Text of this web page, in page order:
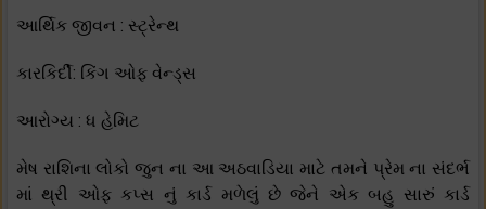
આર્થિક જીવન : સ્ટ્રેન્થ
કારકિર્દી: કિંગ ઓફ વેન્ડ્સ
આરોગ્ય : ધ હેમિટ
મેષ રાશિના લોકો જુન ના આ અઠવાડિયા માટે તમને પ્રેમ ના સંદર્ભ
માં થ્રી ઓફ કપ્સ નું કાર્ડ મળેલું છે જેને એક બહુ સારું કાર્ડ